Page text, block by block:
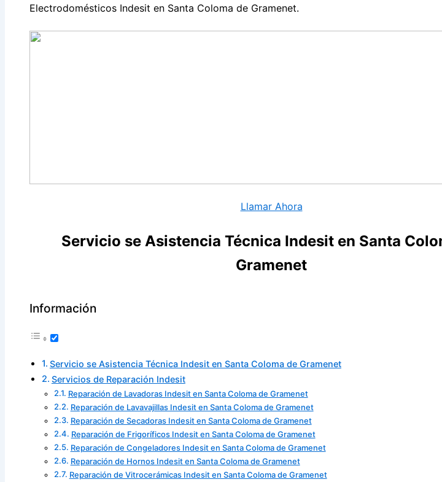
Electrodomésticos Indesit en Santa Coloma de Gramenet.
Llamar Ahora
Servicio se Asistencia Técnica Indesit en Santa
Gramenet
Información
Servicio se Asistencia Técnica Indesit en Santa Coloma de Gramenet
Servicios de Reparación Indesit
Reparación de Lavadoras Indesit en Santa Coloma de Gramenet
Reparación de Lavavajillas Indesit en Santa Coloma de Gramenet
Reparación de Secadoras Indesit en Santa Coloma de Gramenet
Reparación de Frigoríficos Indesit en Santa Coloma de Gramenet
Reparación de Congeladores Indesit en Santa Coloma de Gramenet
Reparación de Hornos Indesit en Santa Coloma de Gramenet
Reparación de Vitrocerámicas Indesit en Santa Coloma de Gramenet